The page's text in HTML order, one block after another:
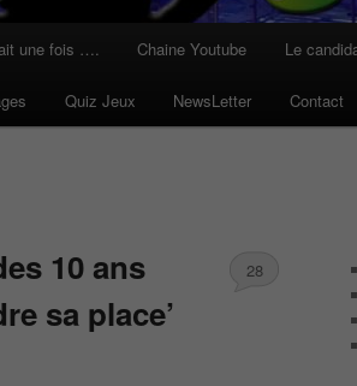
une fois …. Chaine Youtube Le
Quiz Jeux NewsLetter Contact
10 ans
sa place’
28